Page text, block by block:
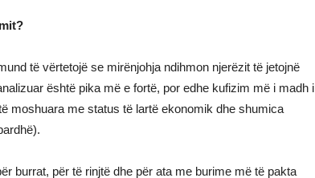
të vërtetojë se mirënjohja ndihmon njerëzit të jetojnë
është pika më e fortë, por edhe kufizim më i madh i
moshuara me status të lartë ekonomik dhe shumica
burrat, për të rinjtë dhe për ata me burime më të pakta